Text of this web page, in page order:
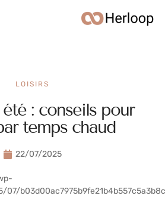
LOISIRS
: conseils pour
temps chaud
22/07/2025